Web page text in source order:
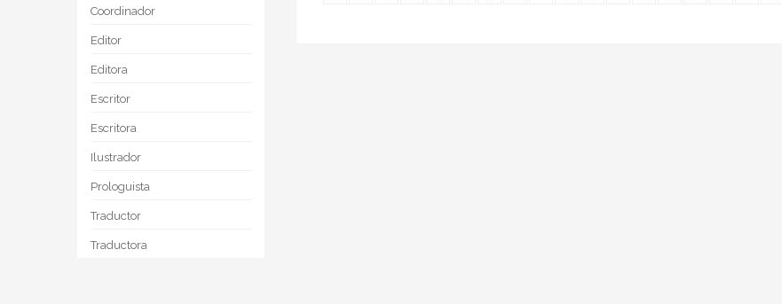
Coordinador
Editor
Editora
Escritor
Escritora
Ilustrador
Prologuista
Traductor
Traductora